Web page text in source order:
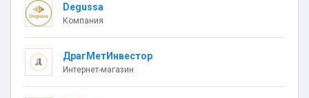
Degussa
Компания
ДрагМетИнвестор
Интернет-магазин